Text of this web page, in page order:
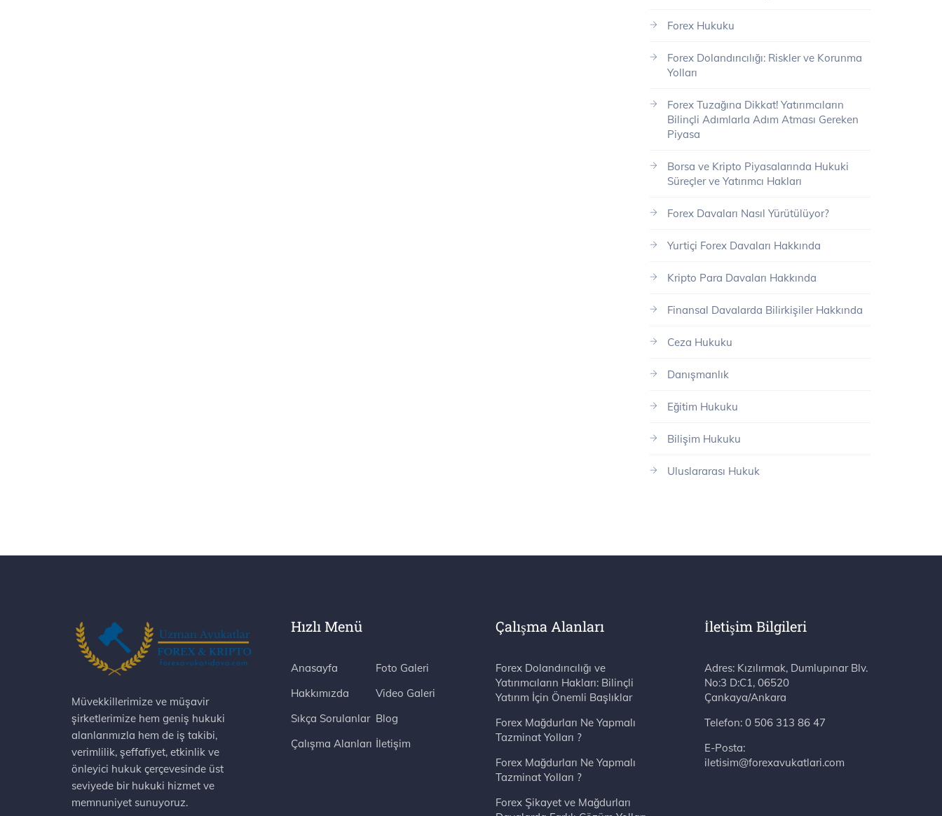
Forex Hukuku
Forex Dolandırıcılığı: Riskler ve Korunma
Yolları
Forex Tuzağına Dikkat! Yatırımcıların
Bilinçli Adımlarla Adım Atması Gereken
Piyasa
Borsa ve Kripto Piyasalarında Hukuki
Süreçler ve Yatırımcı Hakları
Forex Davaları Nasıl Yürütülüyor?
Yurtiçi Forex Davaları Hakkında
Kripto Para Davaları Hakkında
Finansal Davalarda Bilirkişiler Hakkında
Ceza Hukuku
Danışmanlık
Eğitim Hukuku
Bilişim Hukuku
Uluslararası Hukuk
Müvekkillerimize ve müşavir
şirketlerimize hem geniş hukuki
alanlarımızla hem de iş takibi,
verimlilik, şeffafiyet, etkinlik ve
önleyici hukuk çerçevesinde üst
seviyede bir hukuki hizmet ve
memnuniyet sunuyoruz.
Hızlı Menü
Anasayfa
Hakkımızda
Sıkça Sorulanlar
Çalışma Alanları
Foto Galeri
Video Galeri
Blog
İletişim
Çalışma Alanları
Forex Dolandırıcılığı ve
Yatırımcıların Hakları: Bilinçli
Yatırım İçin Önemli Başlıklar
Forex Mağdurları Ne Yapmalı
Tazminat Yolları ?
Forex Mağdurları Ne Yapmalı
Tazminat Yolları ?
Forex Şikayet ve Mağdurları
İletişim Bilgileri
Adres: Kızılırmak, Dumlupınar Blv. No:3 D:C1, 06520 Çankaya/Ankara
Telefon:0 506 313 86 47
E-Posta:
iletisim@forexavukatlari.com